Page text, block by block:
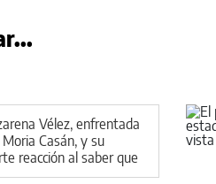
Vélez, enfrentada
Moria Casán, y su
reacción al saber que
en la serie de la